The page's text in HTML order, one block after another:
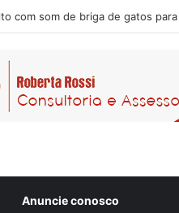
Anuncie conosco